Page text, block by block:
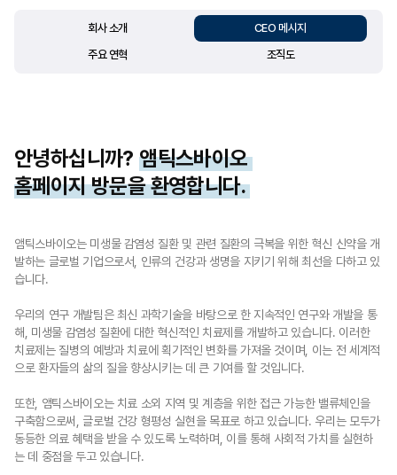
회사 소개
CEO 메시지
주요 연혁
조직도
안녕하십니까? 앰틱스바이오
홈페이지 방문을 환영합니다.
앰틱스바이오는 미생물 감염성 질환 및 관련 질환의 극복을 위한 혁신 신약을 개
발하는 글로벌 기업으로서, 인류의 건강과 생명을 지키기 위해 최선을 다하고 있
습니다.
우리의 연구 개발팀은 최신 과학기술을 바탕으로 한 지속적인 연구와 개발을 통
해, 미생물 감염성 질환에 대한 혁신적인 치료제를 개발하고 있습니다. 이러한
치료제는 질병의 예방과 치료에 획기적인 변화를 가져올 것이며, 이는 전 세계적
으로 환자들의 삶의 질을 향상시키는 데 큰 기여를 할 것입니다.
또한, 앰틱스바이오는 치료 소외 지역 및 계층을 위한 접근 가능한 밸류체인을
구축함으로써, 글로벌 건강 형평성 실현을 목표로 하고 있습니다. 우리는 모두가
동등한 의료 혜택을 받을 수 있도록 노력하며, 이를 통해 사회적 가치를 실현하
는 데 중점을 두고 있습니다.